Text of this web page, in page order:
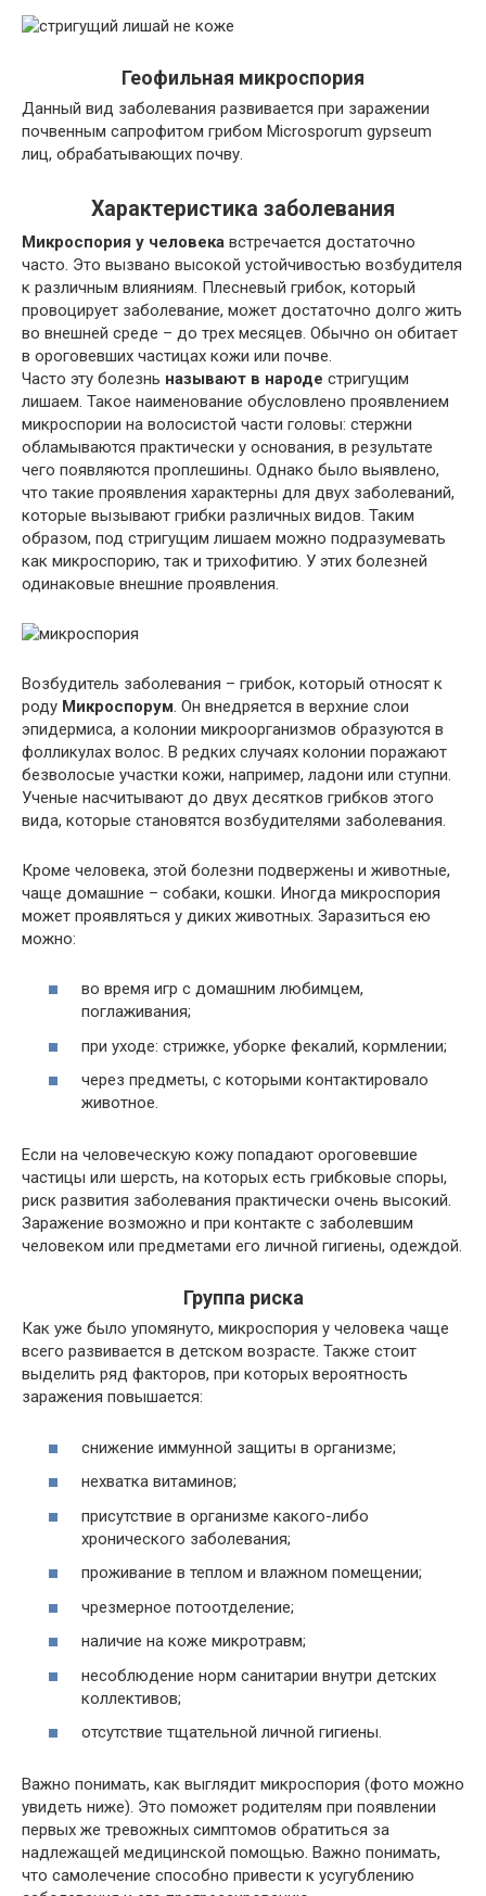
Геофильная микроспория
Данный вид заболевания развивается при заражении
почвенным сапрофитом грибом Microsporum gypseum
лиц, обрабатывающих почву.
Характеристика заболевания
Микроспория у человека встречается достаточно
часто. Это вызвано высокой устойчивостью возбудителя
к различным влияниям. Плесневый грибок, который
провоцирует заболевание, может достаточно долго жить
во внешней среде – до трех месяцев. Обычно он обитает
в ороговевших частицах кожи или почве.
Часто эту болезнь называют в народе стригущим
лишаем. Такое наименование обусловлено проявлением
микроспории на волосистой части головы: стержни
обламываются практически у основания, в результате
чего появляются проплешины. Однако было выявлено,
что такие проявления характерны для двух заболеваний,
которые вызывают грибки различных видов. Таким
образом, под стригущим лишаем можно подразумевать
как микроспорию, так и трихофитию. У этих болезней
одинаковые внешние проявления.
Возбудитель заболевания – грибок, который относят к
роду Микроспорум . Он внедряется в верхние слои
эпидермиса, а колонии микроорганизмов образуются в
фолликулах волос. В редких случаях колонии поражают
безволосые участки кожи, например, ладони или ступни.
Ученые насчитывают до двух десятков грибков этого
вида, которые становятся возбудителями заболевания.
Кроме человека, этой болезни подвержены и животные,
чаще домашние – собаки, кошки. Иногда микроспория
может проявляться у диких животных. Заразиться ею
можно:
во время игр с домашним любимцем,
поглаживания;
при уходе: стрижке, уборке фекалий, кормлении;
через предметы, с которыми контактировало
животное.
Если на человеческую кожу попадают ороговевшие
частицы или шерсть, на которых есть грибковые споры,
риск развития заболевания практически очень высокий.
Заражение возможно и при контакте с заболевшим
человеком или предметами его личной гигиены, одеждой.
Группа риска
Как уже было упомянуто, микроспория у человека чаще
всего развивается в детском возрасте. Также стоит
выделить ряд факторов, при которых вероятность
заражения повышается:
снижение иммунной защиты в организме;
нехватка витаминов;
присутствие в организме какого-либо
хронического заболевания;
проживание в теплом и влажном помещении;
чрезмерное потоотделение;
наличие на коже микротравм;
несоблюдение норм санитарии внутри детских
коллективов;
отсутствие тщательной личной гигиены.
Важно понимать, как выглядит микроспория (фото можно
увидеть ниже). Это поможет родителям при появлении
первых же тревожных симптомов обратиться за
надлежащей медицинской помощью. Важно понимать,
что самолечение способно привести к усугублению